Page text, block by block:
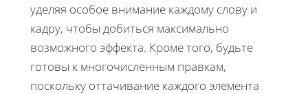
уделяя особое внимание каждому слову и
кадру, чтобы добиться максимально
возможного эффекта. Кроме того, будьте
готовы к многочисленным правкам,
поскольку оттачивание каждого элемента